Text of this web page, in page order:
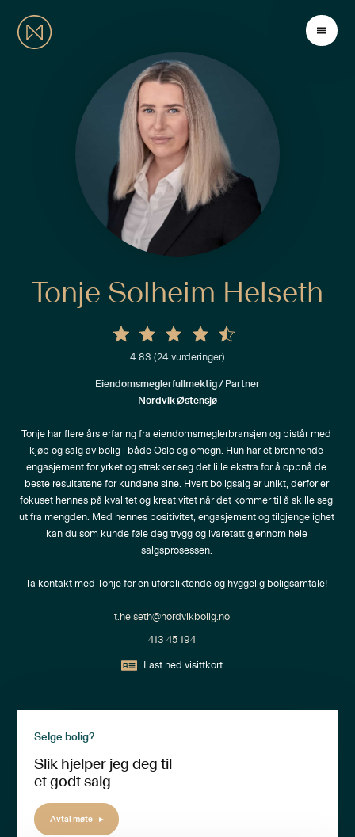
Tonje Solheim Helseth
4.83 (24 vurderinger)
Eiendomsmeglerfullmektig / Partner
Nordvik Østensjø
Tonje har flere års erfaring fra eiendomsmeglerbransjen og bistår med
kjøp og salg av bolig i både Oslo og omegn. Hun har et brennende
engasjement for yrket og strekker seg det lille ekstra for å oppnå de
beste resultatene for kundene sine. Hvert boligsalg er unikt, derfor er
fokuset hennes på kvalitet og kreativitet når det kommer til å skille seg
ut fra mengden. Med hennes positivitet, engasjement og tilgjengelighet
kan du som kunde føle deg trygg og ivaretatt gjennom hele
salgsprosessen.
Ta kontakt med Tonje for en uforpliktende og hyggelig boligsamtale!
t.helseth@nordvikbolig.no
413 45 194
Last ned visittkort
Selge bolig?
Slik hjelper jeg deg til
et godt salg
Avtal møte